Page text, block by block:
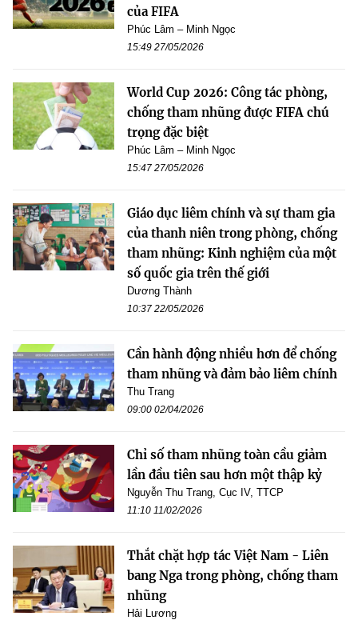
của FIFA
Phúc Lâm – Minh Ngọc
15:49 27/05/2026
World Cup 2026: Công tác phòng,
chống tham nhũng được FIFA chú
trọng đặc biệt
Phúc Lâm – Minh Ngọc
15:47 27/05/2026
Giáo dục liêm chính và sự tham gia
của thanh niên trong phòng, chống
tham nhũng: Kinh nghiệm của một
số quốc gia trên thế giới
Dương Thành
10:37 22/05/2026
Cần hành động nhiều hơn để chống
tham nhũng và đảm bảo liêm chính
Thu Trang
09:00 02/04/2026
Chỉ số tham nhũng toàn cầu giảm
lần đầu tiên sau hơn một thập kỷ
Nguyễn Thu Trang, Cục IV, TTCP
11:10 11/02/2026
Thắt chặt hợp tác Việt Nam - Liên
bang Nga trong phòng, chống tham
nhũng
Hải Lương